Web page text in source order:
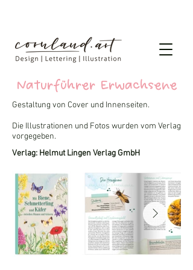
Naturführer Erwachsene
Gestaltung von Cover ​ und Innenseiten.
Die Illustrationen und Fotos wurden vom Verlag
vorgegeben.​
Verlag: Helmut Lingen Verlag GmbH